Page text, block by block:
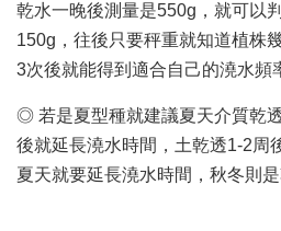
乾水一晚後測量是550g，就可以
150g，往後只要秤重就知道植株
3次後就能得到適合自己的澆水頻
◎ 若是夏型種就建議夏天介質乾
後就延長澆水時間，土乾透1-2周
夏天就要延長澆水時間，秋冬則是